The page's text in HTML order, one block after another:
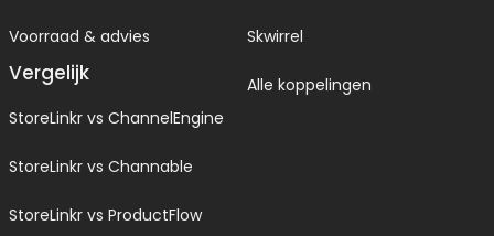
Voorraad & advies
Vergelijk
StoreLinkr vs ChannelEngine
StoreLinkr vs Channable
StoreLinkr vs ProductFlow
Skwirrel
Alle koppelingen